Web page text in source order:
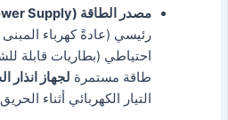
مصدر الطاقة (Power Supply):
احتياطي (بطاريات قابلة
طاقة مستمرة لجهاز انذار
التيار الكهربائي أثناء